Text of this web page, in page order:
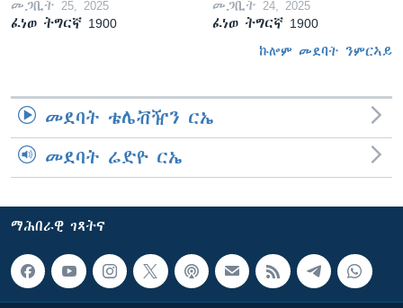
መጋቢት 25, 2025
ፈነወ ትግርኛ 1900
መጋቢት 24, 2025
ፈነወ ትግርኛ 1900
ኩሎም መደባት ንምርኣይ
መደባት ቴሌቭዥን ርኤ
መደባት ሬድዮ ርኤ
ማሕበራዊ ገጻትና